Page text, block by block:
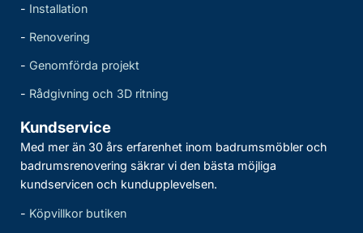
- Installation
- Renovering
- Genomförda projekt
- Rådgivning och 3D ritning
Kundservice
Med mer än 30 års erfarenhet inom badrumsmöbler och
badrumsrenovering säkrar vi den bästa möjliga
kundservicen och kundupplevelsen.
- Köpvillkor butiken